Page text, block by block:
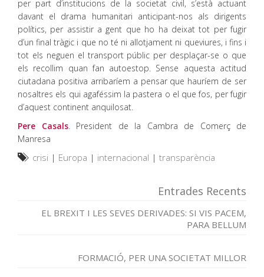
per part d’institucions de la societat civil, s’està actuant
davant el drama humanitari anticipant-nos als dirigents
polítics, per assistir a gent que ho ha deixat tot per fugir
d’un final tràgic i que no té ni allotjament ni queviures, i fins i
tot els neguen el transport públic per desplaçar-se o que
els recollim quan fan autoestop. Sense aquesta actitud
ciutadana positiva arribaríem a pensar que hauríem de ser
nosaltres els qui agaféssim la pastera o el que fos, per fugir
d’aquest continent anquilosat.
Pere Casals. President de la Cambra de Comerç de
Manresa
crisi | Europa | internacional | transparència
Entrades Recents
EL BREXIT I LES SEVES DERIVADES: SI VIS PACEM,
PARA BELLUM
FORMACIÓ, PER UNA SOCIETAT MILLOR